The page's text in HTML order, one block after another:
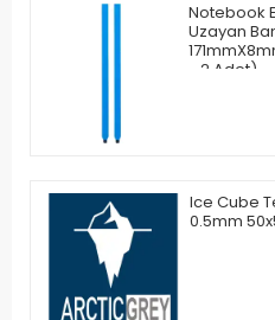
Notebook
Uzayan
- 2 Adet)
Ice Cube
0.5mm